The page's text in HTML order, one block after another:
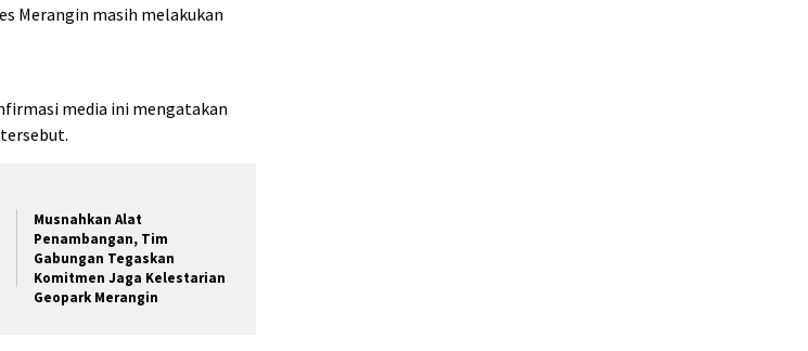
Merangin masih melakukan
media ini mengatakan
Musnahkan Alat
Penambangan, Tim
Gabungan Tegaskan
Komitmen Jaga Kelestarian
Geopark Merangin